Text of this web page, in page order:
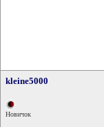
kleine5000
Новичок